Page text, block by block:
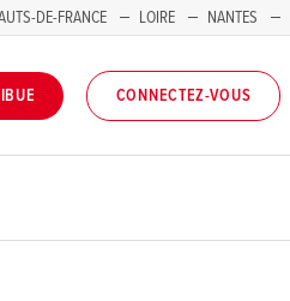
DE-FRANCE LOIRE NANTES
CONNECTEZ-VOUS